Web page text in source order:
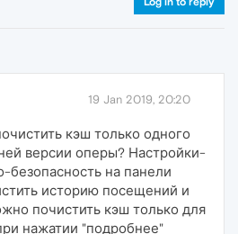
19 Jan 2019, 20:20
кэш только одного
версии оперы? Настройки-
безопасность на панели
историю посещений и
почистить кэш только для
нажатии "подробнее"